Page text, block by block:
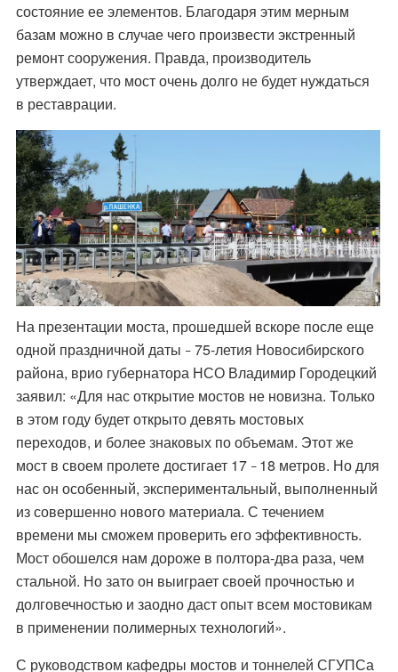
состояние ее элементов. Благодаря этим мерным
базам можно в случае чего произвести экстренный
ремонт сооружения. Правда, производитель
утверждает, что мост очень долго не будет нуждаться
в реставрации.
На презентации моста, прошедшей вскоре после еще
одной праздничной даты –75-летия Новосибирского
района, врио губернатора НСО Владимир Городецкий
заявил: «Для нас открытие мостов не новизна. Только
в этом году будет открыто девять мостовых
переходов, и более знаковых по объемам. Этот же
мост в своем пролете достигает 17 – 18 метров. Но для
нас он особенный, экспериментальный, выполненный
из совершенно нового материала. С течением
времени мы сможем проверить его эффективность.
Мост обошелся нам дороже в полтора-два раза, чем
стальной. Но зато он выиграет своей прочностью и
долговечностью и заодно даст опыт всем мостовикам
в применении полимерных технологий».
С руководством кафедры мостов и тоннелей СГУПСа